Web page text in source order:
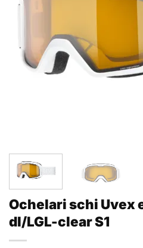
Ochelari schi Uvex
dl/LGL-clear S1